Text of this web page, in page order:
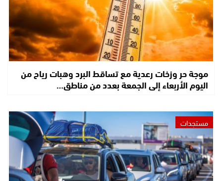
موجة حر وزخات رعدية مع تساقط البرد وهبات رياح من
اليوم الأربعاء إلى الجمعة بعدد من مناطق…
مستجدات